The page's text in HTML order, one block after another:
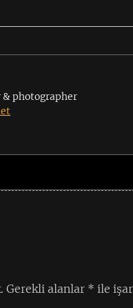
photographer
Gerekli alanlar * ile